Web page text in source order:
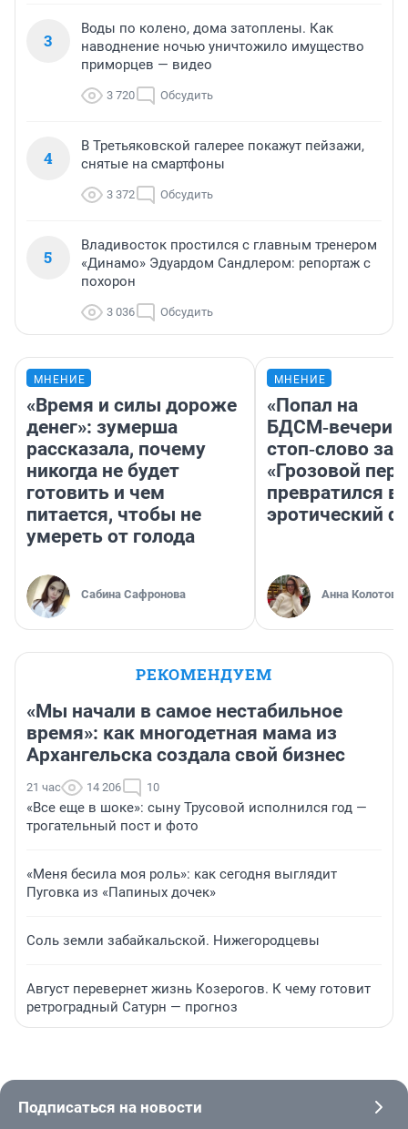
3
Воды по колено, дома затоплены. Как
наводнение ночью уничтожило имущество
приморцев — видео
3 720 Обсудить
4
В Третьяковской галерее покажут пейзажи,
снятые на смартфоны
3 372 Обсудить
5
Владивосток простился с главным тренером
«Динамо» Эдуардом Сандлером: репортаж с
похорон
3 036 Обсудить
МНЕНИЕ
«Время и силы дороже
денег»: зумерша
рассказала, почему
никогда не будет
готовить и чем
питается, чтобы не
умереть от голода
Сабина Сафронова
МНЕНИЕ
«Попал на
стоп‑слово
«Грозовой
превратился в
эротический
Анна Колотова
РЕКОМЕНДУЕМ
«Мы начали в самое нестабильное
время»: как многодетная мама из
Архангельска создала свой бизнес
21 час 14 206 10
«Все еще в шоке»: сыну Трусовой исполнился год —
трогательный пост и фото
«Меня бесила моя роль»: как сегодня выглядит
Пуговка из «Папиных дочек»
Соль земли забайкальской. Нижегородцевы
Август перевернет жизнь Козерогов. К чему готовит
ретроградный Сатурн — прогноз
Подписаться на новости